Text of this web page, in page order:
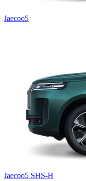
Jaecoo5
Jaecoo5 SHS-H